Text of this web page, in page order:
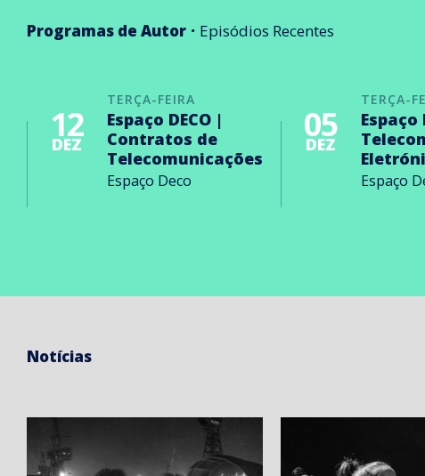
Programas de Autor Episódios Recentes
TERÇA-FEIRA
12
DEZ
Espaço DECO |
Contratos de
Telecomunicações
Espaço Deco
TERÇA-
05
DEZ
Espaço
Espaço
Notícias